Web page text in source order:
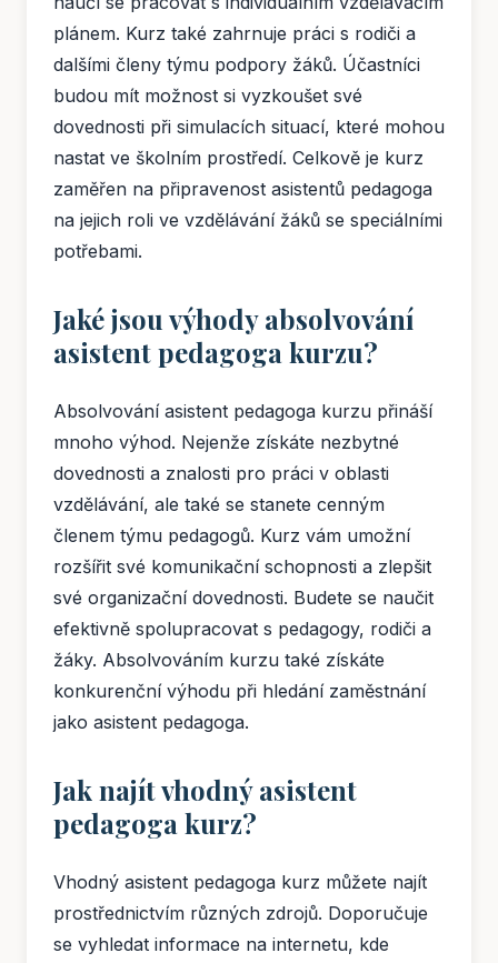
plánem. Kurz také zahrnuje práci s rodiči a
dalšími členy týmu podpory žáků. Účastníci
budou mít možnost si vyzkoušet své
dovednosti při simulacích situací, které mohou
nastat ve školním prostředí. Celkově je kurz
zaměřen na připravenost asistentů pedagoga
na jejich roli ve vzdělávání žáků se speciálními
potřebami.
Jaké jsou výhody absolvování
asistent pedagoga kurzu?
Absolvování asistent pedagoga kurzu přináší
mnoho výhod. Nejenže získáte nezbytné
dovednosti a znalosti pro práci v oblasti
vzdělávání, ale také se stanete cenným
členem týmu pedagogů. Kurz vám umožní
rozšířit své komunikační schopnosti a zlepšit
své organizační dovednosti. Budete se naučit
efektivně spolupracovat s pedagogy, rodiči a
žáky. Absolvováním kurzu také získáte
konkurenční výhodu při hledání zaměstnání
jako asistent pedagoga.
Jak najít vhodný asistent
pedagoga kurz?
Vhodný asistent pedagoga kurz můžete najít
prostřednictvím různých zdrojů. Doporučuje
se vyhledat informace na internetu, kde